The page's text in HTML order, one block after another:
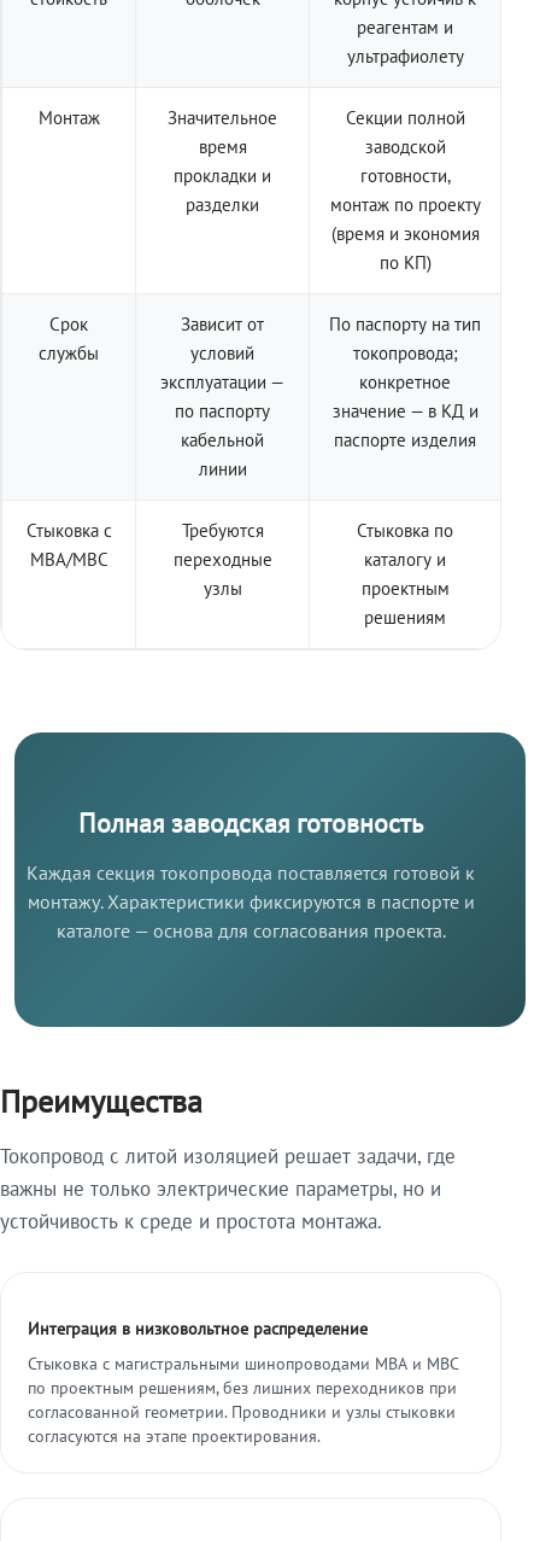
реагентам и
ультрафиолету
Монтаж
Значительное
время
прокладки и
разделки
Секции полной
заводской
готовности,
монтаж по проекту
(время и экономия
по КП)
Срок
службы
Зависит от
условий
эксплуатации —
по паспорту
кабельной
линии
По паспорту на тип
токопровода;
конкретное
значение — в КД и
паспорте изделия
Стыковка с
МВА/МВС
Требуются
переходные
узлы
Стыковка по
каталогу и
проектным
решениям
Полная заводская готовность
Каждая секция токопровода поставляется готовой к
монтажу. Характеристики фиксируются в паспорте и
каталоге — основа для согласования проекта.
Преимущества
Токопровод с литой изоляцией решает задачи, где
важны не только электрические параметры, но и
устойчивость к среде и простота монтажа.
Интеграция в низковольтное распределение
Стыковка с магистральными шинопроводами МВА и МВС
по проектным решениям, без лишних переходников при
согласованной геометрии. Проводники и узлы стыковки
согласуются на этапе проектирования.